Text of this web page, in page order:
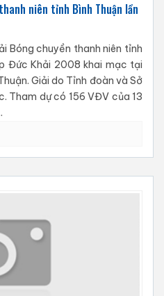
niên tỉnh Bình Thuận lần
Bóng chuyền thanh niên tỉnh
Đức Khải 2008 khai mạc tại
Giải do Tỉnh đoàn và Sở
Tham dự có 156 VĐV của 13